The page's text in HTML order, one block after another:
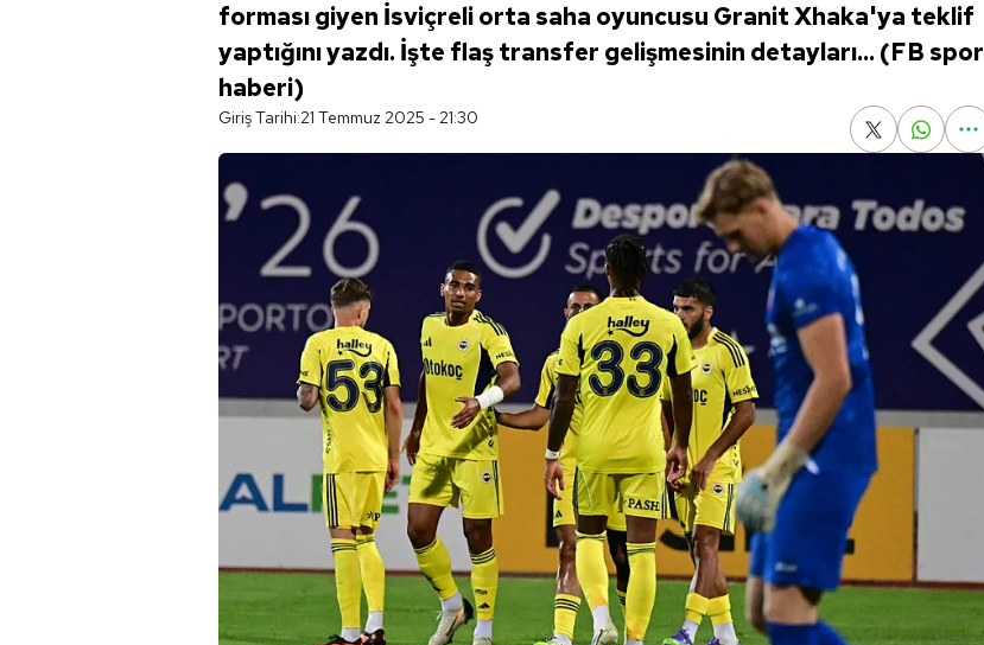
forması giyen İsviçreli orta saha oyuncusu Granit Xhaka'ya teklif
yaptığını yazdı. İşte flaş transfer gelişmesinin detayları... (FB spor
haberi)
Giriş Tarihi:21 Temmuz 2025 - 21:30